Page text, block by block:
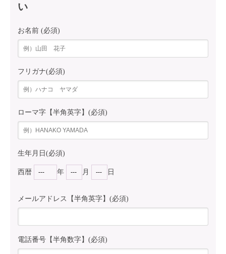
い
お名前 (必須)
フリガナ(必須)
ローマ字【半角英字】(必須)
生年月日(必須)
西暦 年 月 日
メールアドレス【半角英字】(必須)
電話番号【半角数字】(必須)